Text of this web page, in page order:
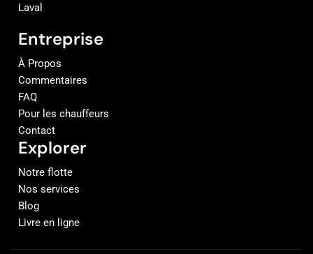
Laval
Entreprise
À Propos
Commentaires
FAQ
Pour les chauffeurs
Contact
Explorer
Notre flotte
Nos services
Blog
Livre en ligne